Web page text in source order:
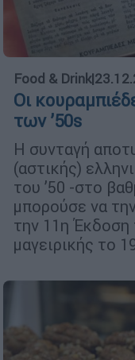
Food & Drink|
Οι
των ’50s
H συνταγή
(αστικής)
του ’50 -στο
μπορούσε να
την 11η Έκδοση
μαγειρικής το